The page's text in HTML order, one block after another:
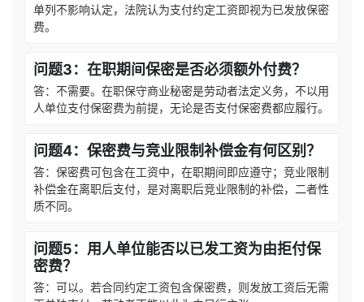
单列不影响认定，法院认为支付约定工资即视为已发放保密
费。
问题3：在职期间保密是否必须额外付费？
答：不需要。在职保守商业秘密是劳动者法定义务，不以用
人单位支付保密费为前提，无论是否支付保密费都应履行。
问题4：保密费与竞业限制补偿金有何区别？
答：保密费可包含在工资中，在职期间即应遵守；竞业限制
补偿金在离职后支付，是对离职后竞业限制的补偿，二者性
质不同。
问题5：用人单位能否以已发工资为由拒付保
密费？
答：可以。若合同约定工资包含保密费，则发放工资后无需